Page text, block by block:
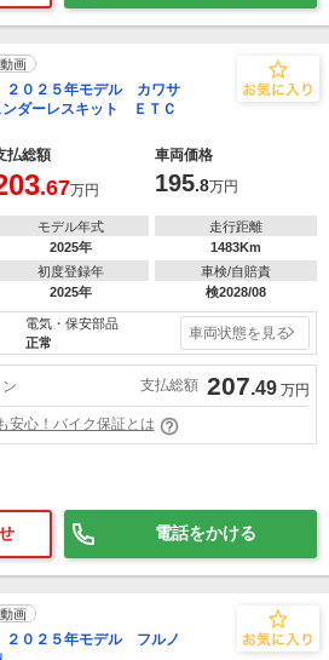
動画
０２５年モデル カワサ
ダーレスキット ＥＴＣ
払総額
車両価格
.67万円 195.8万円
モデル年式
2025年
走行距離
1483Km
初度登録年
2025年
車検/自賠責
検2028/08
電気・保安部品
正常
車両状態を見る
支払総額 207.49 万円
安心！バイク保証とは
電話をかける
動画
０２５年モデル フルノ